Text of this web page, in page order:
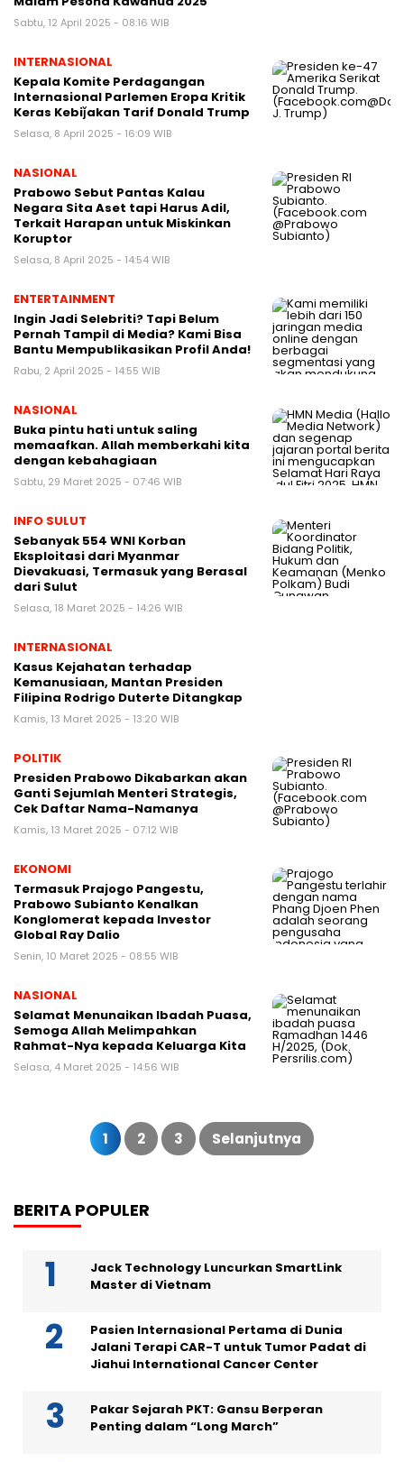
Sabtu, 12 April 2025 - 08:16 WIB
INTERNASIONAL
Kepala Komite Perdagangan
Internasional Parlemen Eropa Kritik
Keras Kebiǰakan Tarif Donald Trump
Selasa, 8 April 2025 - 16:09 WIB
NASIONAL
Prabowo Sebut Pantas Kalau
Negara Sita Aset tapi Harus Adil,
Terkait Harapan untuk Miskinkan
Koruptor
Selasa, 8 April 2025 - 14:54 WIB
ENTERTAINMENT
Ingin Jadi Selebriti? Tapi Belum
Pernah Tampil di Media? Kami Bisa
Bantu Mempublikasikan Profil Anda!
Rabu, 2 April 2025 - 14:55 WIB
NASIONAL
Buka pintu hati untuk saling
memaafkan. Allah memberkahi kita
dengan kebahagiaan
Sabtu, 29 Maret 2025 - 07:46 WIB
INFO SULUT
Sebanyak 554 WNI Korban
Eksploitasi dari Myanmar
Dievakuasi, Termasuk yang Berasal
dari Sulut
Selasa, 18 Maret 2025 - 14:26 WIB
INTERNASIONAL
Kasus Kejahatan terhadap
Kemanusiaan, Mantan Presiden
Filipina Rodrigo Duterte Ditangkap
Kamis, 13 Maret 2025 - 13:20 WIB
POLITIK
Presiden Prabowo Dikabarkan akan
Ganti Sejumlah Menteri Strategis,
Cek Daftar Nama-Namanya
Kamis, 13 Maret 2025 - 07:12 WIB
EKONOMI
Termasuk Prajogo Pangestu,
Prabowo Subianto Kenalkan
Konglomerat kepada Investor
Global Ray Dalio
Senin, 10 Maret 2025 - 08:55 WIB
NASIONAL
Selamat Menunaikan Ibadah Puasa,
Semoga Allah Melimpahkan
Rahmat-Nya kepada Keluarga Kita
Selasa, 4 Maret 2025 - 14:56 WIB
Paginasi
1 2 3 Selanjutnya
BERITA POPULER
Jack Technology Luncurkan SmartLink
Master di Vietnam
Pasien Internasional Pertama di Dunia
Jalani Terapi CAR-T untuk Tumor Padat di
Jiahui International Cancer Center
Pakar Sejarah PKT: Gansu Berperan
Penting dalam “Long March”